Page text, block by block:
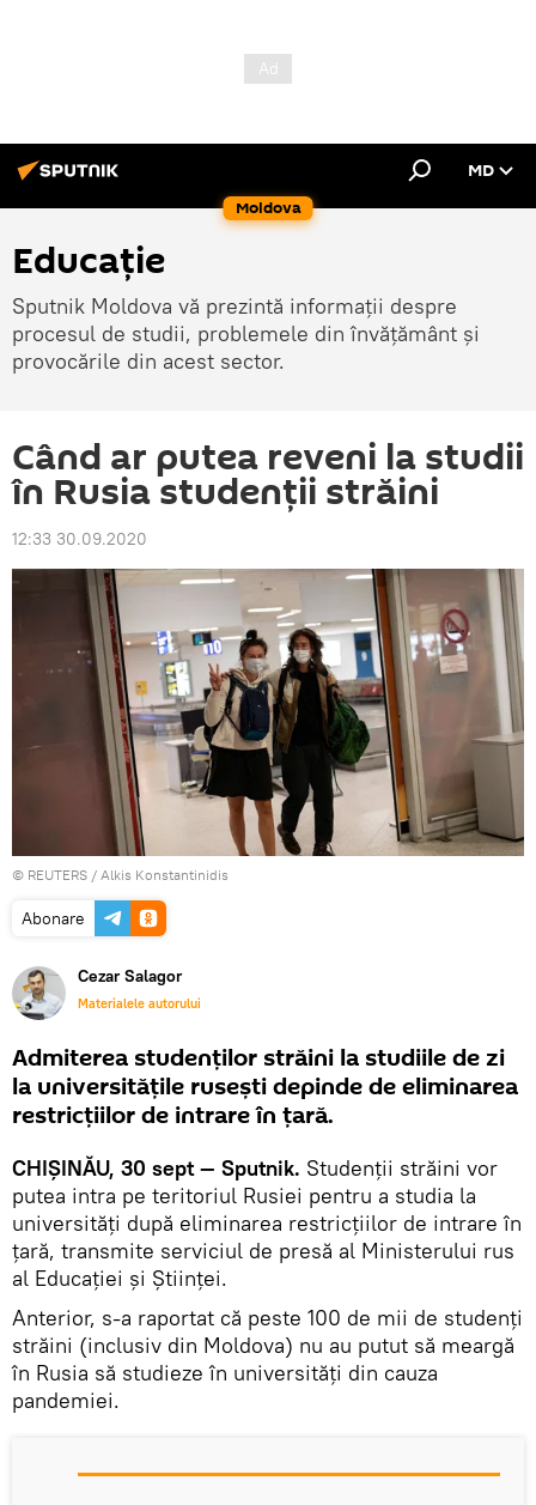
Moldova
MD
Educație
Sputnik Moldova vă prezintă informații despre
procesul de studii, problemele din învățământ și
provocările din acest sector.
Când ar putea reveni la studii
în Rusia studenții străini
12:33 30.09.2020
© REUTERS / Alkis Konstantinidis
Abonare
Cezar Salagor
Materialele autorului
Admiterea studenților străini la studiile de zi
la universitățile rusești depinde de eliminarea
restricțiilor de intrare în țară.
CHIȘINĂU, 30 sept — Sputnik. Studenții străini vor
putea intra pe teritoriul Rusiei pentru a studia la
universități după eliminarea restricțiilor de intrare în
țară, transmite serviciul de presă al Ministerului rus
al Educației și Științei.
Anterior, s-a raportat că peste 100 de mii de studenți
străini (inclusiv din Moldova) nu au putut să meargă
în Rusia să studieze în universități din cauza
pandemiei.